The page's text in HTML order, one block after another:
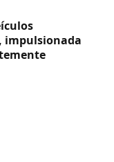
impulsionada